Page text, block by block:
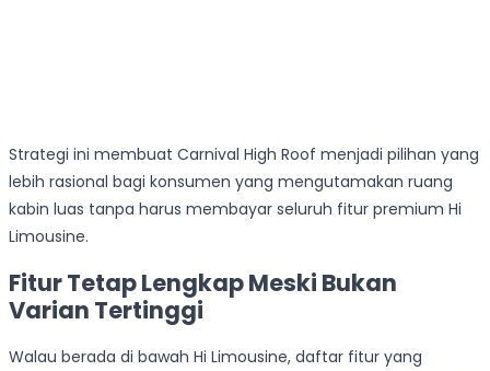
Strategi ini membuat Carnival High Roof menjadi pilihan yang
lebih rasional bagi konsumen yang mengutamakan ruang
kabin luas tanpa harus membayar seluruh fitur premium Hi
Limousine.
Fitur Tetap Lengkap Meski Bukan
Varian Tertinggi
Walau berada di bawah Hi Limousine, daftar fitur yang